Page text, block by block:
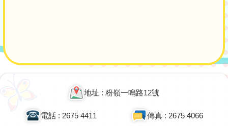
地址 : 粉嶺一鳴路12號
電話 : 2675 4411 傳真 : 2675 4066